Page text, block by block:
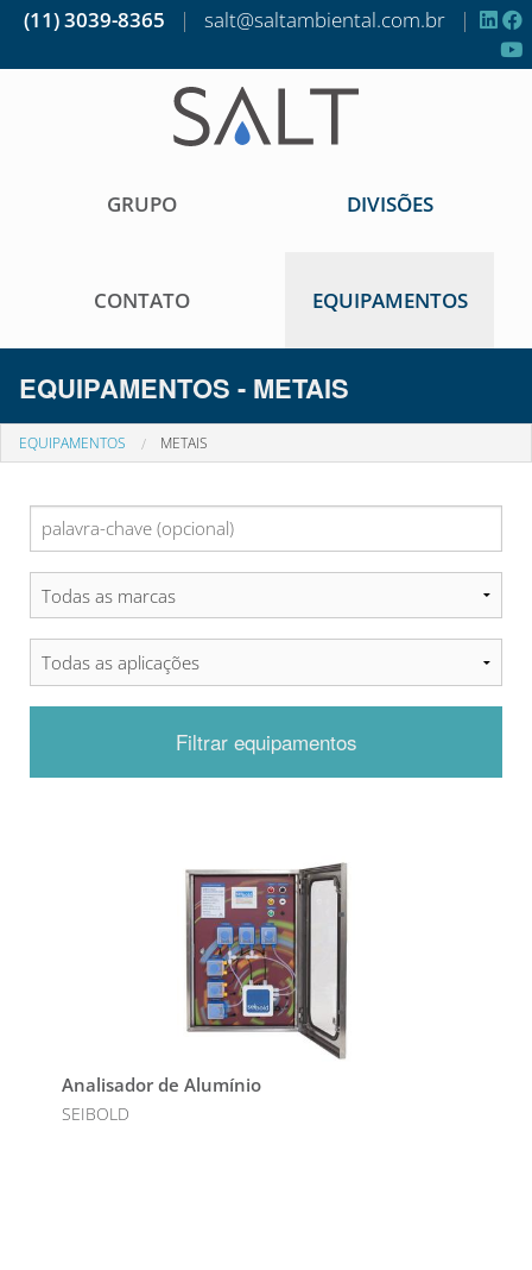
(11) 3039-8365 | salt@saltambiental.com.br |
GRUPO DIVISÕES
CONTATO EQUIPAMENTOS
EQUIPAMENTOS - METAIS
EQUIPAMENTOS METAIS
Filtrar equipamentos
Analisador de Alumínio
SEIBOLD